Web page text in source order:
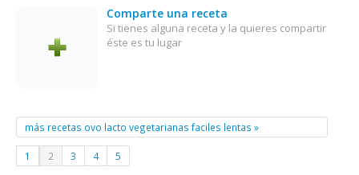
Comparte una receta
Si tienes alguna receta y la quieres compartir
éste es tu lugar
más recetas ovo lacto vegetarianas faciles lentas »
1 2 3 4 5